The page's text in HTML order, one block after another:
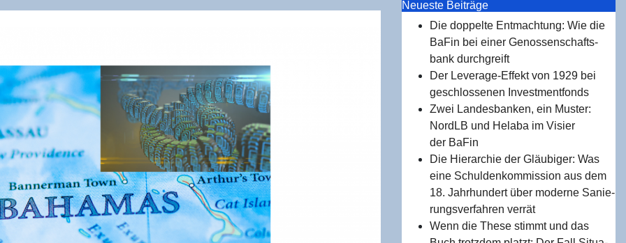
Neu­es­te Beiträge
Die dop­pel­te Ent­mach­tung: Wie die
BaFin bei einer Genos­sen­schafts­
bank durchgreift
Der Levera­ge-Effekt von 1929 bei
geschlos­se­nen Investmentfonds
Zwei Lan­des­ban­ken, ein Mus­ter:
NordLB und Hela­ba im Visier
der BaFin
Die Hier­ar­chie der Gläu­bi­ger: Was
eine Schul­den­kom­mis­si­on aus dem
18. Jahr­hun­dert über moder­ne Sanie­
rungs­ver­fah­ren verrät
Wenn die The­se stimmt und das